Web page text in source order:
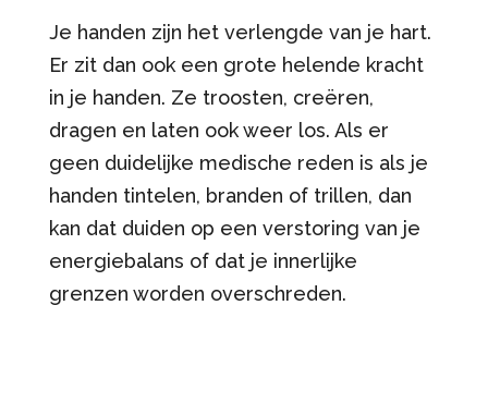
Je handen zijn het verlengde van je hart.
Er zit dan ook een grote helende kracht
in je handen. Ze troosten, creëren,
dragen en laten ook weer los. Als er
geen duidelijke medische reden is als je
handen tintelen, branden of trillen, dan
kan dat duiden op een verstoring van je
energiebalans of dat je innerlijke
grenzen worden overschreden.